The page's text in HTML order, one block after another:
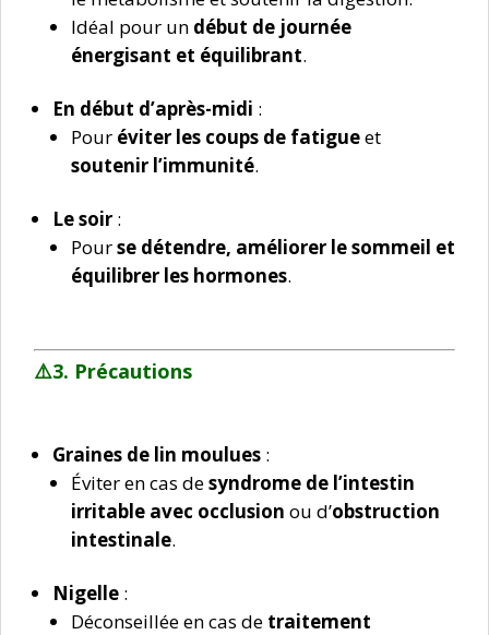
Idéal pour un début de journée
énergisant et équilibrant.
En début d’après-midi :
Pour éviter les coups de fatigueet
soutenir l’immunité.
Le soir :
Pourse détendre, améliorer le sommeil et
équilibrer les hormones.
⚠️3. Précautions
Graines de lin moulues :
Éviter en cas desyndrome de l’intestin
irritable avec occlusion ou d’obstruction
intestinale.
Nigelle :
Déconseillée en cas de traitement